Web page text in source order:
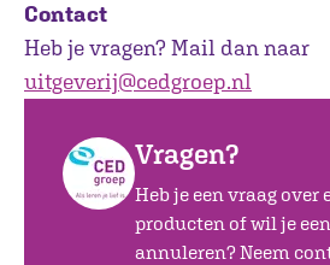
Contact
Heb je vragen? Mail dan naar
uitgeverij@cedgroep.nl
Vragen?
Heb je een vraag over
producten of wil je
annuleren? Neem